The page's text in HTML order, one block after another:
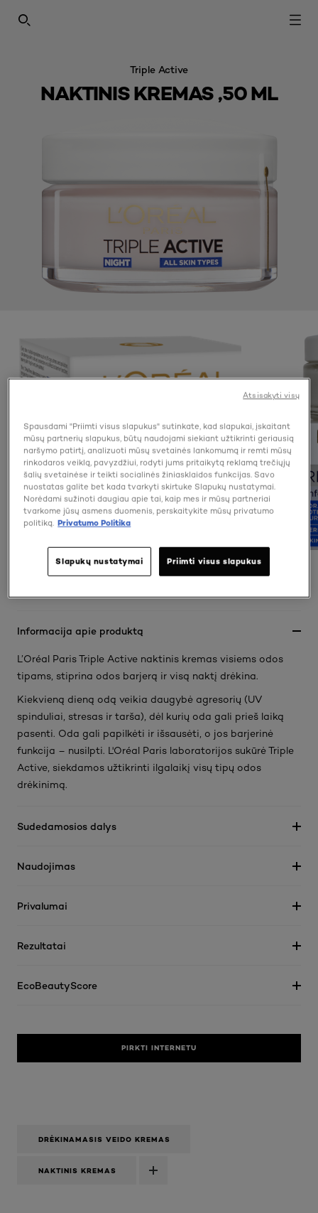
SEARCH THIS SITE
Triple Active
NAKTINIS KREMAS ,50 ML
PREVIOUS CARD
NEXT CARD
Informacija apie produktą
L’Oréal Paris Triple Active naktinis kremas visiems odos
tipams, stiprina odos barjerą ir visą naktį drėkina.
Kiekvieną dieną odą veikia daugybė agresorių (UV
spinduliai, stresas ir tarša), dėl kurių oda gali prieš laiką
pasenti. Oda gali papilkėti ir išsausėti, o jos barjerinė
funkcija – nusilpti. L'Oréal Paris laboratorijos sukūrė Triple
Active, siekdamos užtikrinti ilgalaikį visų tipų odos
drėkinimą.
Sudedamosios dalys
Naudojimas
Privalumai
Rezultatai
EcoBeautyScore
PIRKTI INTERNETU
DRĖKINAMASIS VEIDO KREMAS
NAKTINIS KREMAS
Spausdami "Priimti visus slapukus" sutinkate, kad slapukai, įskaitant
mūsų partnerių slapukus, būtų naudojami siekiant užtikrinti geriausią
naršymo patirtį, analizuoti mūsų svetainės lankomumą ir remti mūsų
rinkodaros veiklą, pavyzdžiui, rodyti jums pritaikytą reklamą trečiųjų
šalių svetainėse ir teikti socialinės žiniasklaidos funkcijas. Savo
nuostatas galite bet kada tvarkyti skirtuke Slapukų nustatymai.
Norėdami sužinoti daugiau apie tai, kaip mes ir mūsų partneriai
tvarkome jūsų asmens duomenis, perskaitykite mūsų privatumo
politiką. Privatumo Politika
Slapukų nustatymai Priimti visus slapukus
Atsisakyti visų